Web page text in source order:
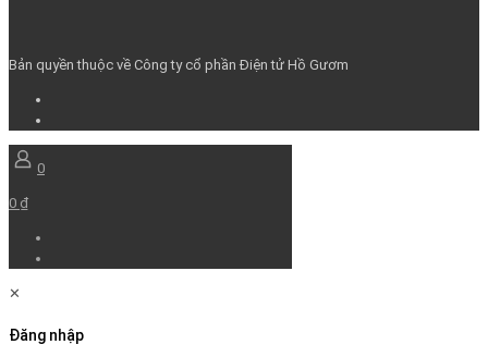
Bản quyền thuộc về Công ty cổ phần Điện tử Hồ Gươm
0
0 ₫
✕
Đăng nhập